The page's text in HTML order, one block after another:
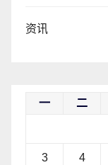
资讯
一 二
3 4